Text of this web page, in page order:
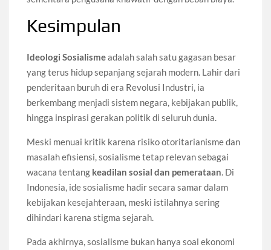
Kesimpulan
Ideologi Sosialismeadalah salah satu gagasan besar
yang terus hidup sepanjang sejarah modern. Lahir dari
penderitaan buruh di era Revolusi Industri, ia
berkembang menjadi sistem negara, kebijakan publik,
hingga inspirasi gerakan politik di seluruh dunia.
Meski menuai kritik karena risiko otoritarianisme dan
masalah efisiensi, sosialisme tetap relevan sebagai
wacana tentang keadilan sosial dan pemerataan. Di
Indonesia, ide sosialisme hadir secara samar dalam
kebijakan kesejahteraan, meski istilahnya sering
dihindari karena stigma sejarah.
Pada akhirnya, sosialisme bukan hanya soal ekonomi